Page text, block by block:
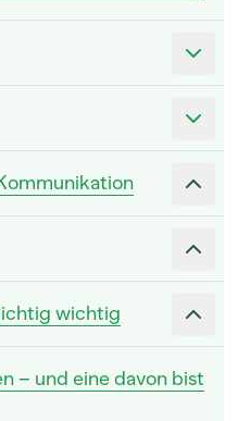
wichtig
– und eine davon bist